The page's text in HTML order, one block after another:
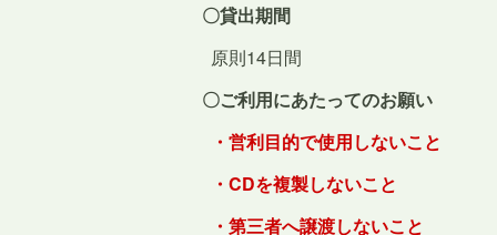
〇貸出期間
原則14日間
〇ご利用にあたってのお願い
・営利目的で使用しないこと
・CDを複製しないこと
・第三者へ譲渡しないこと